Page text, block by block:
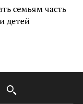
семьям часть
детей